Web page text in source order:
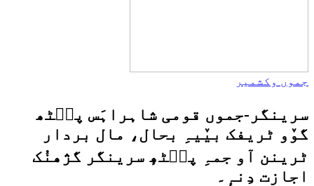
جموں وکشمیر
سرینگر-جموں قومی شاہراہَس پٮ۪ٹھ
گوٚو ٹریفک بیٚیہِ بحال، مال بردار
ٹرینن آو جمہِ پٮ۪ٹھٕ سرینگر گژھنُک
اجازت دِنہٕ۔